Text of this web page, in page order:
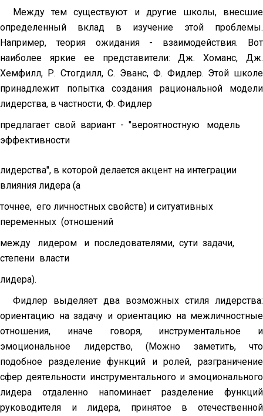
Между тем существуют и другие школы, внесшие
определенный вклад в изучение этой проблемы.
Например, теория ожидания - взаимодействия. Вот
наиболее яркие ее представители: Дж. Хоманс, Дж.
Хемфилл, Р. Стогдилл, С. Эванс, Ф. Фидлер. Этой школе
принадлежит попытка создания рациональной модели
лидерства, в частности, Ф. Фидлер
предлагает свой вариант - "вероятностную модель
эффективности
лидерства", в которой делается акцент на интеграции
влияния лидера (а
точнее, его личностных свойств) и ситуативных
переменных (отношений
между лидером и последователями, сути задачи,
степени власти
лидера).
Фидлер выделяет два возможных стиля лидерства:
ориентацию на задачу и ориентацию на межличностные
отношения, иначе говоря, инструментальное и
эмоциональное лидерство, (Можно заметить, что
подобное разделение функций и ролей, разграничение
сфер деятельности инструментального и эмоционального
лидера отдаленно напоминает разделение функций
руководителя и лидера, принятое в отечественной